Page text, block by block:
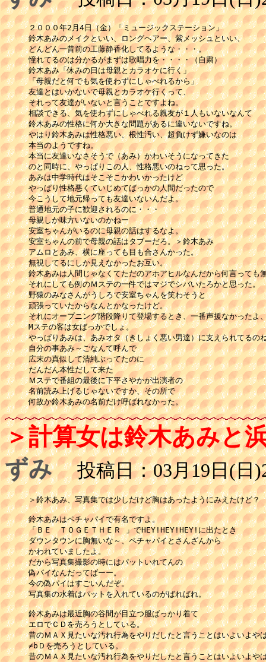
２０００年2月4日（金）「ミュージックステーション」
鈴木あみのメイクといい、ロングヘアー、紫メッシュといい、
どんどん一昔前の工藤静香化してるような・・・。
憧れてるのは分かるがまずは歌唱力を・・・・（自粛）
鈴木あみ「休みの日は母親とカラオケに行く」
「母親だと何でも気を使わずにしゃべれるから」
友達とはいかないで母親とカラオケ行くって、
それって友達がいないと言うことですよね。
相談できる、気を使わずにしゃべれる親友が１人もいないなんて
鈴木あみの性格に何か大きな問題があるに違いないですね。
やはり鈴木あみは性格悪い、根性汚い、超負けず嫌いなのは
本当のようですね。
本当に友達いなさそうで（あみ）かわいそうになってきた
のと同時に、やっぱりこの人、性格悪いのねって思った。
あみは中学時代はそこそこかわいかったけど
やっぱり性格悪くていじめてばっかの人間だったので
今こうして地元帰っても友達いないんだよ。
普通地元の子に歓迎されるのに・・・
母親しか味方いないのかねー
安室ちゃんがいるのに母親の話はするなよ。
安室ちゃんの前で母親の話はタブーだろ。＞鈴木あみ
アムロとあみ、横に座っても目も合さんかった。
無視してるにしか見えなかったお互い。
鈴木あみは人間じゃなくてただのアホアヒルなんだから何言って
それにしても例のＭステの一件ではマジでシバいたろかと思った。
野猿のみなさんがうしろで安室ちゃんを笑わそうと
頑張っていたからなんとかなったけど。
それにオープニング階段降りて登場するとき、一番声援なかった
Mステの客は女ばっかでしょ。
やっぱりあみは、あみオタ（きしょく悪い男達）に支えられてるの
自分の事あみ～ごなんて呼んで
広末の真似して清純ぶってたのに
だんだん本性だして来た
Ｍステで番組の最後に下平さやかが出演者の
名前読み上げるじゃないですか、その所で
何故か鈴木あみの名前だけ呼ばれなかった。
＞計算女は鈴木あみと
ずみ 投稿日：03月19日(日
＞鈴木あみ、写真集では少しだけど胸はあったようにみえたけど？
鈴木あみはペチャパイで有名ですよ。
「ＢＥ　ＴＯＧＥＴＨＥＲ 」でHEY!HEY!HEY!に出たとき
ダウンタウンに胸無いな～、ペチャパイとさんざんから
かわれていましたよ。
だから写真集撮影の時にはパットいれてんの
偽パイなんだってばーー。
今の偽パイはすごいんだぞ。
写真集の水着はパットを入れているのがばればれ。
鈴木あみは最近胸の谷間が目立つ服ばっかり着て
エロでＣＤを売ろうとしている。
昔のＭＡＸ見たいな汚れ行為をやりだしたと言うことはいよいよや
≠bＤを売ろうとしている。
昔のＭＡＸ見たいな汚れ行為をやりだしたと言うことはいよいよや